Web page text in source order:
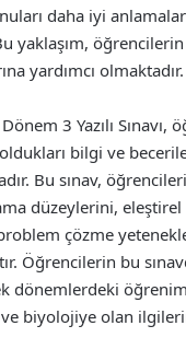
daha iyi
yaklaşım,
yardımcı olmaktadır.
3 Yazılı
bilgi ve
Bu sınav,
düzeylerini,
çözme
Öğrencilerin bu
dönemlerdeki
biyolojiye olan